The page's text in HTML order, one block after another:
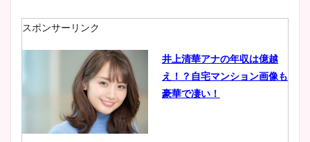
肉も凄い！
鈴木唯の太ってた時の体重が
ヤバすぎww原因や痩せたダ
スポンサーリンク
井上清華アナの年収は億越
え！？自宅マンション画像も
豪華で凄い！